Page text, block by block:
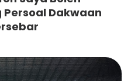
Persoal Dakwaan